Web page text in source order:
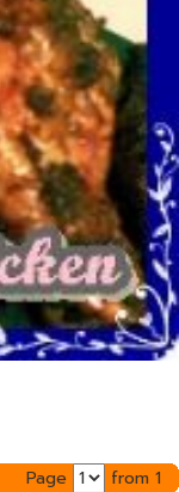
Page from 1